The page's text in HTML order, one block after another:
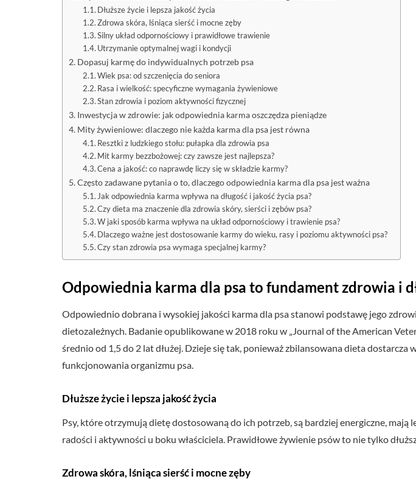
Dłuższe życie i lepsza jakość życia
Zdrowa skóra, lśniąca sierść i mocne zęby
Silny układ odpornościowy i prawidłowe trawienie
Utrzymanie optymalnej wagi i kondycji
Dopasuj karmę do indywidualnych potrzeb psa
Wiek psa: od szczenięcia do seniora
Rasa i wielkość: specyficzne wymagania żywieniowe
Stan zdrowia i poziom aktywności fizycznej
Inwestycja w zdrowie: jak odpowiednia karma oszczędza pieniądze
Mity żywieniowe: dlaczego nie każda karma dla psa jest równa
Resztki z ludzkiego stołu: pułapka dla zdrowia psa
Mit karmy bezzbożowej: czy zawsze jest najlepsza?
Cena a jakość: co naprawdę liczy się w składzie karmy?
Często zadawane pytania o to, dlaczego odpowiednia karma dla psa jest ważna
Jak odpowiednia karma wpływa na długość i jakość życia psa?
Czy dieta ma znaczenie dla zdrowia skóry, sierści i zębów psa?
W jaki sposób karma wpływa na układ odpornościowy i trawienie psa?
Dlaczego ważne jest dostosowanie karmy do wieku, rasy i poziomu aktywności psa?
Czy stan zdrowia psa wymaga specjalnej karmy?
Odpowiednia karma dla psa to fundament zdrowia i
Odpowiednio dobrana i wysokiej jakości karma dla psa stanowi podstawę jego
dietozależnych. Badanie opublikowane w 2018 roku w „Journal of the American
średnio od 1,5 do 2 lat dłużej. Dzieje się tak, ponieważ zbilansowana dieta
funkcjonowania organizmu psa.
Dłuższe życie i lepsza jakość życia
Psy, które otrzymują dietę dostosowaną do ich potrzeb, są bardziej energiczne, mają
radości i aktywności u boku właściciela. Prawidłowe żywienie psów to nie tylko
Zdrowa skóra, lśniąca sierść i mocne zęby